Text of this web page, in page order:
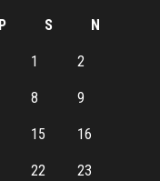
P S N
1 2
8 9
15 16
22 23